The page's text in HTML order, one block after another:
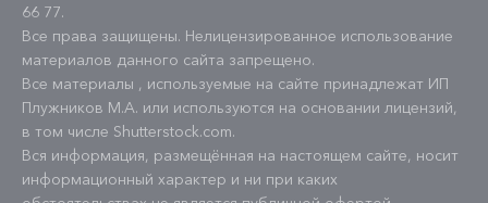
66 77.
Все права защищены. Нелицензированное использование
материалов данного сайта запрещено.
Все материалы , используемые на сайте принадлежат ИП
Плужников М.А. или используются на основании лицензий,
в том числе Shutterstock.com.
Вся информация, размещённая на настоящем сайте, носит
информационный характер и ни при каких